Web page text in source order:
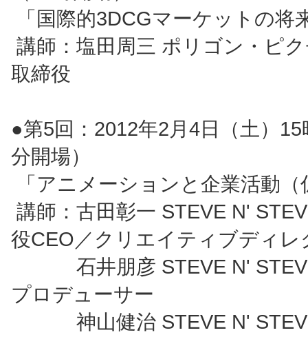
「国際的3DCGマーケットの将
講師：塩田周三 ポリゴン・ピ
取締役
●第5回：2012年2月4日（土）
分開場）
「アニメーションと企業活動（
講師：古田彰一 STEVE N'
役CEO／クリエイティブディレ
石井朋彦 STEVE N'
プロデューサー
神山健治 STEVE N'